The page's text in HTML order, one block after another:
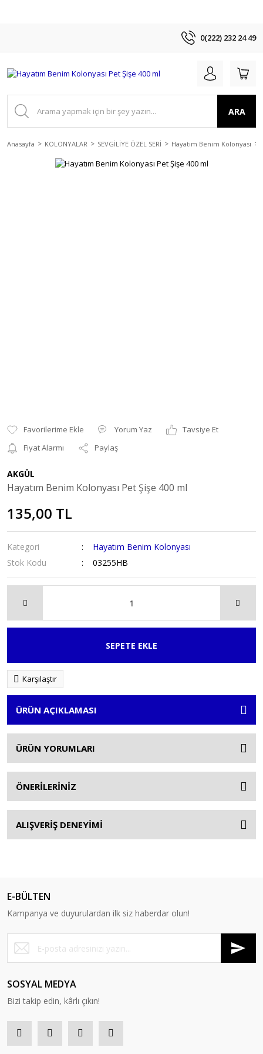
0(222) 232 24 49
ARA
Anasayfa KOLONYALAR SEVGİLİYE ÖZEL SERİ Hayatım Benim Kolonyası
Yorum Yaz
Tavsiye Et
Fiyat Alarmı
Paylaş
AKGÜL
Hayatım Benim Kolonyası Pet Şişe 400 ml
135,00 TL
Kategori
Hayatım Benim Kolonyası
Stok Kodu
03255HB
SEPETE EKLE
Karşılaştır
ÜRÜN AÇIKLAMASI
ÜRÜN YORUMLARI
ÖNERİLERİNİZ
ALIŞVERİŞ DENEYİMİ
E-BÜLTEN
Kampanya ve duyurulardan ilk siz haberdar olun!
SOSYAL MEDYA
Bizi takip edin, kârlı çıkın!